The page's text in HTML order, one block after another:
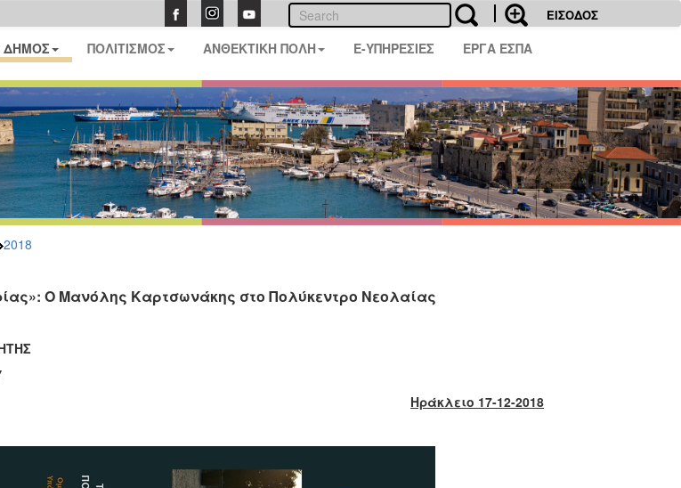
ΕΙΣΟΔΟΣ
ΔΗΜΟΣ ΠΟΛΙΤΙΣΜΟΣ ΑΝΘΕΚΤΙΚΗ ΠΟΛΗ E-ΥΠΗΡΕΣΙΕΣ ΕΡΓΑ ΕΣΠΑ
2018
Ο Μανόλης Καρτσωνάκης στο Πολύκεντρο Νεολαίας
Ηράκλειο 17-12-2018